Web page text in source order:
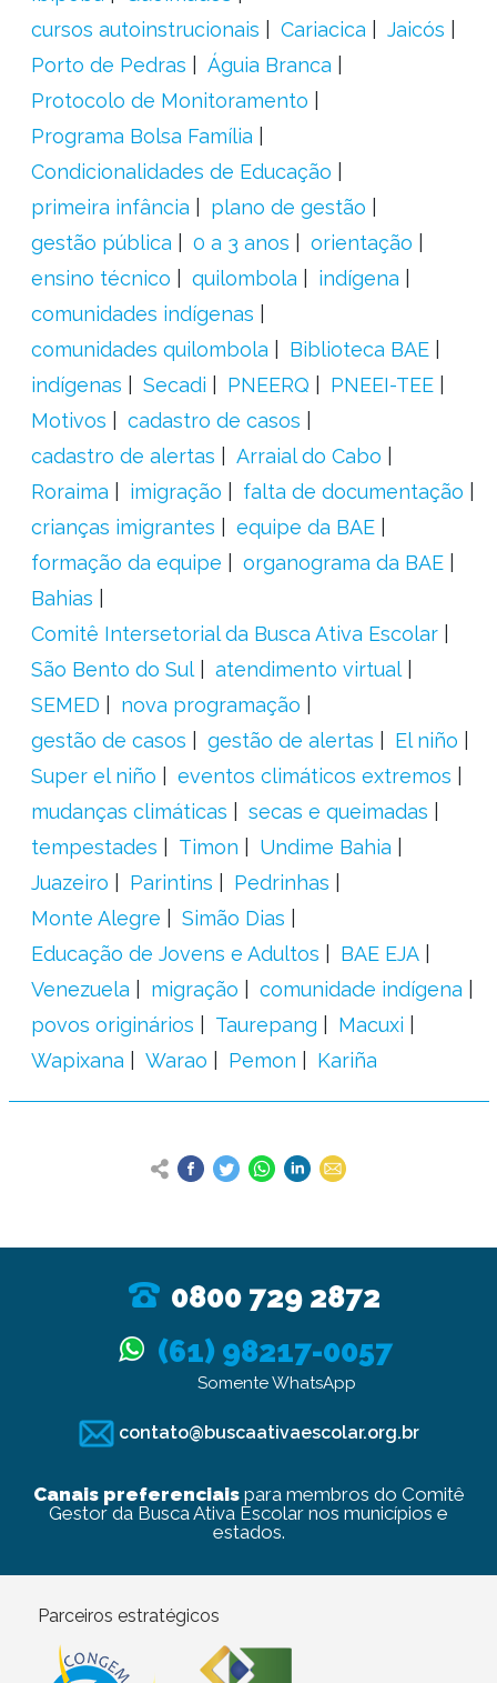
cursos autoinstrucionais
Cariacica
Jaicós
Porto de Pedras
Águia Branca
Protocolo de Monitoramento
Programa Bolsa Família
Condicionalidades de Educação
primeira infância
plano de gestão
gestão pública
0 a 3 anos
orientação
ensino técnico
quilombola
indígena
comunidades indígenas
comunidades quilombola
Biblioteca BAE
indígenas
Secadi PNEERQ
PNEEI-TEE
Motivos
cadastro de casos
cadastro de alertas
Arraial do Cabo
Roraima
imigração
falta de documentação
crianças imigrantes
equipe da BAE
formação da equipe
organograma da BAE
Bahias
Comitê Intersetorial da Busca Ativa Escolar
São Bento do Sul
atendimento virtual
SEMED
nova programação
gestão de casos
gestão de alertas
El niño
Super el niño
eventos climáticos extremos
mudanças climáticas
secas e queimadas
tempestades
Timon
Undime Bahia
Juazeiro
Parintins
Pedrinhas
Monte Alegre
Simão Dias
Educação de Jovens e Adultos
BAE EJA
Venezuela
migração
comunidade indígena
povos originários
Taurepang
Macuxi
Wapixana
Warao Pemon Kariña
0800 729 2872
(61) 98217-0057
Somente WhatsApp
contato@buscaativaescolar.org.br
Canais preferenciaispara membros do Comitê
Gestor da Busca Ativa Escolar nos municípios e
estados.
Parceiros estratégicos